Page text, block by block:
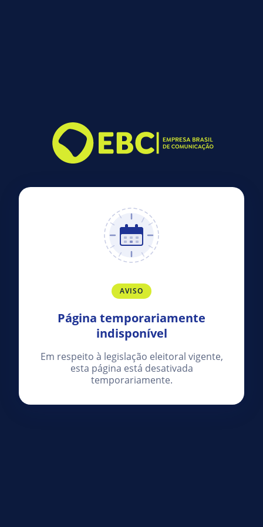
AVISO
Página temporariamente
indisponível
Em respeito à legislação eleitoral vigente,
esta página está desativada
temporariamente.